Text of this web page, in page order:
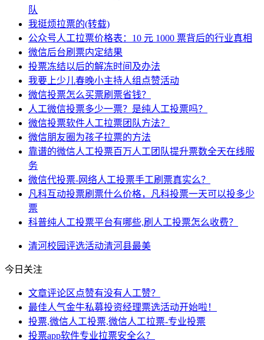
队
我挺烦拉票的(转载)
公众号人工拉票价格表：10 元 1000 票背后的行业真相
微信后台刷票内定结果
投票冻结以后的解冻时间及办法
我要上少儿春晚小主持人组点赞活动
微信投票怎么买票刷票省钱？
人工微信投票多少一票？是纯人工投票吗？
微信投票软件人工拉票团队方法？
微信朋友圈为孩子拉票的方法
靠谱的微信人工投票百万人工团队提升票数全天在线服
务
微信代投票-网络人工投票手工刷票真实么？
凡科互动投票刷票什么价格，凡科投票一天可以投多少
票
科普纯人工投票平台有哪些,刷人工投票怎么收费？
清河校园评选活动清河县最美
今日关注
文章评论区点赞有没有人工赞？
最佳人气金牛私募投资经理票选活动开始啦！
投票,微信人工投票,微信人工拉票-专业投票
投票app软件专业拉票安全么？